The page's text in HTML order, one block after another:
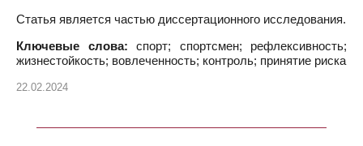
Статья является частью диссертационного исследования.
Ключевые слова: спорт; спортсмен; рефлексивность;
жизнестойкость; вовлеченность; контроль; принятие риска
22.02.2024